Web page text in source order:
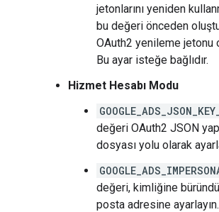
jetonlarını yeniden
bu değeri önceden
OAuth2 yenileme jetonu
Bu ayar isteğe bağlıdır.
Hizmet Hesabı Modu
değeri OAuth2 JSON
dosyası yolu olarak
değeri, kimliğine
posta adresine ayarlayın.